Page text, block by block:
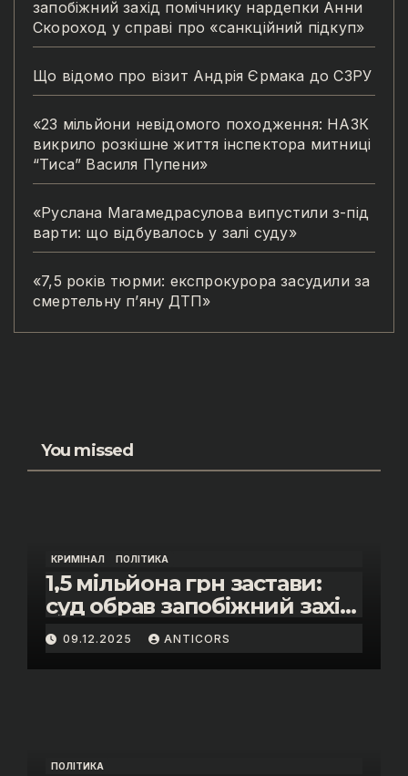
запобіжний захід помічнику нардепки Анни
Скороход у справі про «санкційний підкуп»
Що відомо про візит Андрія Єрмака до СЗРУ
«23 мільйони невідомого походження: НАЗК
викрило розкішне життя інспектора митниці
“Тиса” Василя Пупени»
«Руслана Магамедрасулова випустили з-під
варти: що відбувалось у залі суду»
«7,5 років тюрми: експрокурора засудили за
смертельну п’яну ДТП»
You missed
КРИМІНАЛ ПОЛІТИКА
1,5 мільйона грн застави:
суд обрав запобіжний захід
помічнику нардепки Анни
Скороход у справі про
«санкційний підкуп»
09.12.2025 ANTICORS
ПОЛІТИКА